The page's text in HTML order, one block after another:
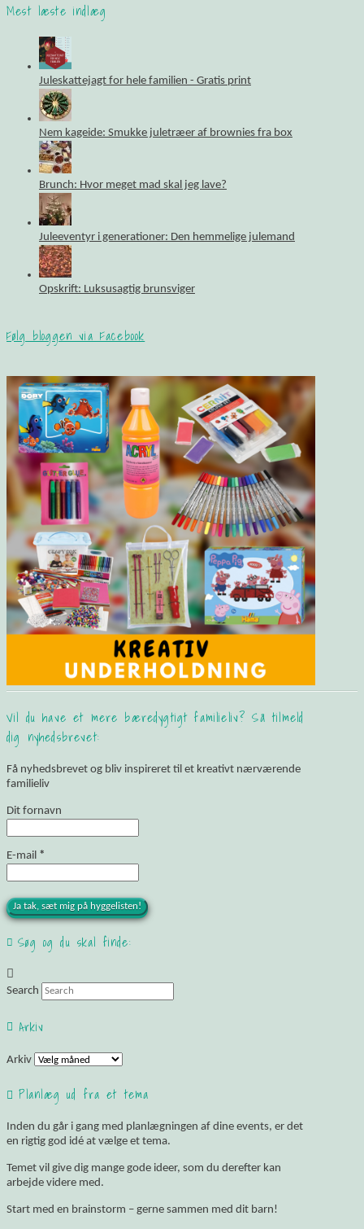
Mest læste indlæg
Juleskattejagt for hele familien - Gratis print
Nem kageide: Smukke juletræer af brownies fra box
Brunch: Hvor meget mad skal jeg lave?
Juleeventyr i generationer: Den hemmelige julemand
Opskrift: Luksusagtig brunsviger
Følg bloggen via Facebook
Vil du have et mere bæredygtigt familieliv? Så tilmeld
dig nyhedsbrevet:
Få nyhedsbrevet og bliv inspireret til et kreativt nærværende
familieliv
Dit fornavn
E-mail *
Søg og du skal finde:
Search
Arkiv
Arkiv
Planlæg ud fra et tema
Inden du går i gang med planlægningen af dine events, er det
en rigtig god idé at vælge et tema.
Temet vil give dig mange gode ideer, som du derefter kan
arbejde videre med.
Start med en brainstorm – gerne sammen med dit barn!